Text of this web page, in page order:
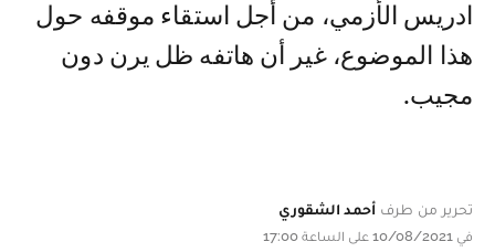
ادريس الأزمي، من أجل استقاء موقفه حول
هذا الموضوع، غير أن هاتفه ظل يرن دون
مجيب.
تحرير من طرف أحمد الشقوري
في 10/08/2021 على الساعة 17:00